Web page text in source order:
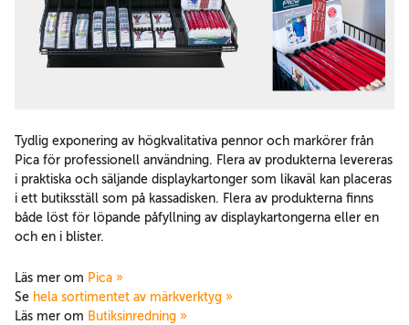
Tydlig exponering av högkvalitativa pennor och markörer från
Pica för professionell användning. Flera av produkterna levereras
i praktiska och säljande displaykartonger som likaväl kan placeras
i ett butiksställ som på kassadisken. Flera av produkterna finns
både löst för löpande påfyllning av displaykartongerna eller en
och en i blister.
Läs mer om Pica »
Se hela sortimentet av märkverktyg »
Läs mer om Butiksinredning »